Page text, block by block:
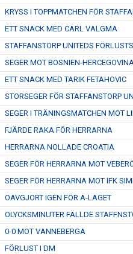
KRYSS I TOPPMATCHEN FÖR
ETT SNACK MED CARL VALGMA
STAFFANSTORP UNITEDS
SEGER MOT BOSNIEN-
ETT SNACK MED TARIK FETAHOVIC
STORSEGER FÖR STAFFANSTORP
SEGER I TRÄNINGSMATCHEN MOT
FJÄRDE RAKA FÖR HERRARNA
HERRARNA NOLLADE CROATIA
SEGER FÖR HERRARNA MOT
SEGER FÖR HERRARNA MOT IFK
OAVGJORT IGEN FÖR A-LAGET
OLYCKSMINUTER FÄLLDE
0-0 MOT VANNEBERGA
FÖRLUST I DM